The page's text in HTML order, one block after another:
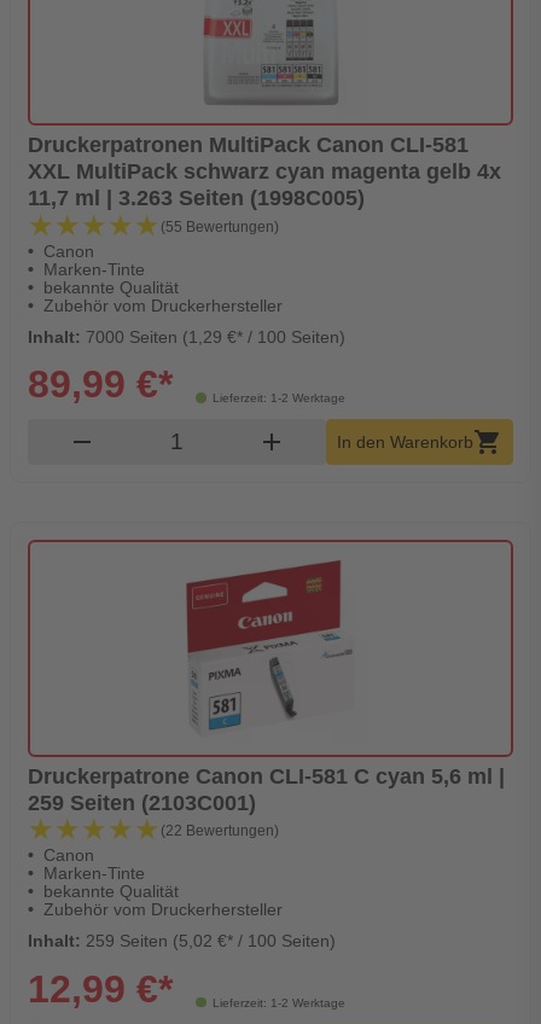
Druckerpatronen MultiPack Canon CLI-581
XXL MultiPack schwarz cyan magenta gelb 4x
11,7 ml | 3.263 Seiten (1998C005)
★★★★★
★★★★★ (55 Bewertungen)
Canon
Marken-Tinte
bekannte Qualität
Zubehör vom Druckerhersteller
Inhalt: 7000 Seiten (1,29 €* / 100 Seiten)
Lieferzeit: 1-2 Werktage
89,99 €*
remove Produkt Warenkorb Menge
add In den Warenkorbshopping_cart
Druckerpatrone Canon CLI-581 C cyan 5,6 ml |
259 Seiten (2103C001)
★★★★★
★★★★★ (22 Bewertungen)
Canon
Marken-Tinte
bekannte Qualität
Zubehör vom Druckerhersteller
Inhalt: 259 Seiten (5,02 €* / 100 Seiten)
Lieferzeit: 1-2 Werktage
12,99 €*